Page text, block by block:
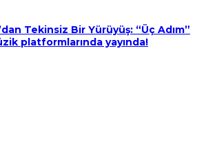
Tekinsiz Bir Yürüyüş: “Üç Adım”
platformlarında yayında!